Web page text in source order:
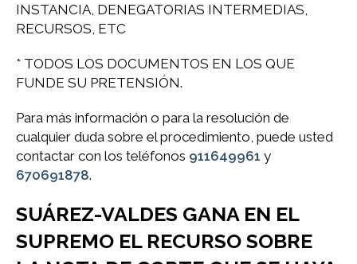
INSTANCIA, DENEGATORIAS INTERMEDIAS,
RECURSOS, ETC
* TODOS LOS DOCUMENTOS EN LOS QUE
FUNDE SU PRETENSIÓN.
Para más información o para la resolución de
cualquier duda sobre el procedimiento, puede usted
contactar con los teléfonos 911649961 y
670691878.
SUÁREZ-VALDES GANA EN EL
SUPREMO EL RECURSO SOBRE